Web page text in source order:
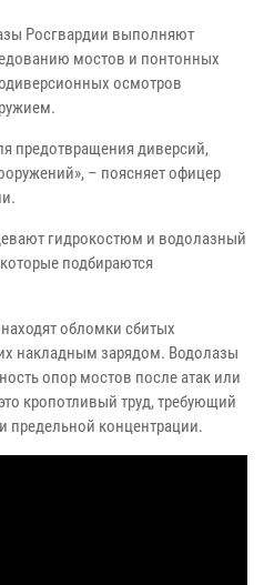
Росгвардии выполняют
мостов и понтонных
осмотров
предотвращения диверсий,
– поясняет офицер
гидрокостюм и водолазный
подбираются
обломки сбитых
накладным зарядом. Водолазы
опор мостов после атак или
кропотливый труд, требующий
предельной концентрации.